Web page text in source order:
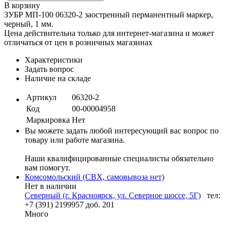
В корзину
ЗУБР МП-100 06320-2 заостренный перманентный маркер,
черный, 1 мм.
Цена действительна только для интернет-магазина и может
отличаться от цен в розничных магазинах
Характеристики
Задать вопрос
Наличие на складе
Артикул
06320-2
Код
00-00004958
Маркировка Нет
Вы можете задать любой интересующий вас вопрос по
товару или работе магазина.
Наши квалифицированные специалисты обязательно
вам помогут.
Комсомольский (СВХ, самовывоза нет)
Нет в наличии
Северный (г. Красноярск, ул. Северное шоссе, 5Г)
тел:
+7 (391) 2199957 доб. 201
Много